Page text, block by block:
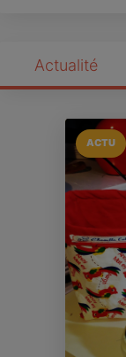
Actualité
ACTU